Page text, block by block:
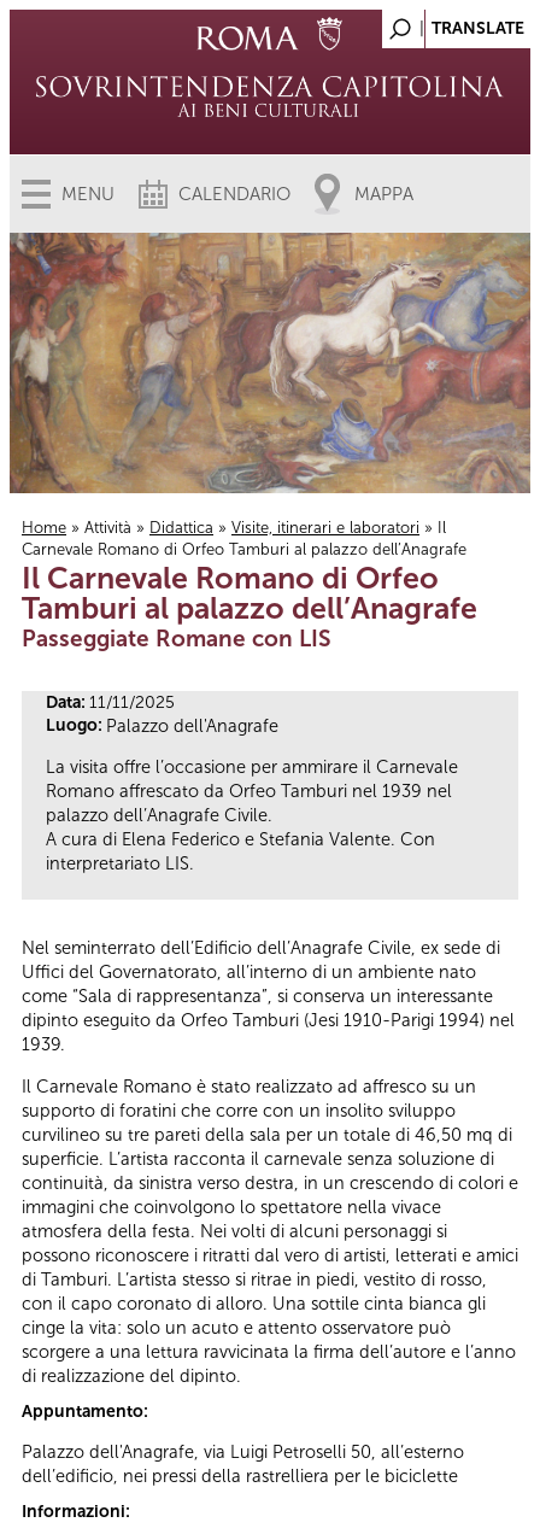
MENU CALENDARIO MAPPA
Tu sei qui
Home » Attività » Didattica » Visite, itinerari e laboratori » Il
Carnevale Romano di Orfeo Tamburi al palazzo dell’Anagrafe
Il Carnevale Romano di Orfeo
Tamburi al palazzo dell’Anagrafe
Passeggiate Romane con LIS
Data: 11/11/2025
Luogo: Palazzo dell'Anagrafe
La visita offre l’occasione per ammirare il Carnevale
Romano affrescato da Orfeo Tamburi nel 1939 nel
palazzo dell’Anagrafe Civile.
A cura di Elena Federico e Stefania Valente. Con
interpretariato LIS.
Nel seminterrato dell’Edificio dell’Anagrafe Civile, ex sede di
Uffici del Governatorato, all’interno di un ambiente nato
come “Sala di rappresentanza”, si conserva un interessante
dipinto eseguito da Orfeo Tamburi (Jesi 1910-Parigi 1994) nel
1939.
Il Carnevale Romano è stato realizzato ad affresco su un
supporto di foratini che corre con un insolito sviluppo
curvilineo su tre pareti della sala per un totale di 46,50 mq di
superficie. L’artista racconta il carnevale senza soluzione di
continuità, da sinistra verso destra, in un crescendo di colori e
immagini che coinvolgono lo spettatore nella vivace
atmosfera della festa. Nei volti di alcuni personaggi si
possono riconoscere i ritratti dal vero di artisti, letterati e amici
di Tamburi. L’artista stesso si ritrae in piedi, vestito di rosso,
con il capo coronato di alloro. Una sottile cinta bianca gli
cinge la vita: solo un acuto e attento osservatore può
scorgere a una lettura ravvicinata la firma dell’autore e l’anno
di realizzazione del dipinto.
Appuntamento:
Palazzo dell'Anagrafe, via Luigi Petroselli 50, all’esterno
dell’edificio, nei pressi della rastrelliera per le biciclette
Informazioni: